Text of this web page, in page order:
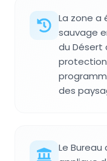
La zone a
sauvage
du Désert
des
Le